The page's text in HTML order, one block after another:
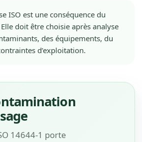
ISO est une conséquence du
doit être choisie après analyse
des équipements, du
d’exploitation.
14644-1 porte